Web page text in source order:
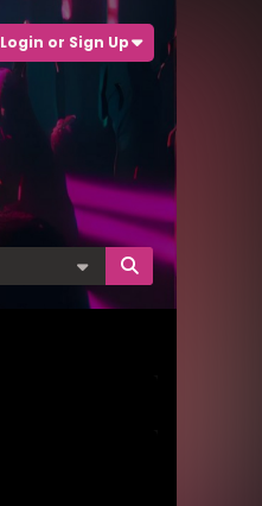
Login or Sign Up